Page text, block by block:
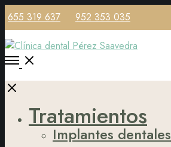
655 319 637 952 353 035
Open
Close
Tratamientos
Implantes dentales